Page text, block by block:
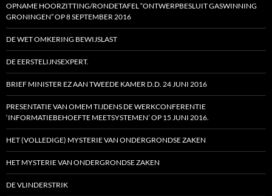
OPNAME HOORZITTING/RONDETAFEL “ONTWERPBESLUIT GASWINNING
GRONINGEN” OP 8 SEPTEMBER 2016
DE WET OMKERING BEWIJSLAST
DE EERSTELIJNSEXPERT.
BRIEF MINISTER EZ AAN TWEEDE KAMER D.D. 24 JUNI 2016
PRESENTATIE VAN OMEM TIJDENS DE WERKCONFERENTIE
‘INFORMATIEBEHOEFTE MEETSYSTEMEN’ OP 15 JUNI 2016.
HET (VOLLEDIGE) MYSTERIE VAN ONDERGRONDSE ZAKEN
HET MYSTERIE VAN ONDERGRONDSE ZAKEN
DE VLINDERSTRIK